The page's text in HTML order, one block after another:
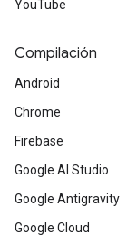
YouTube
Compilación
Android
Chrome
Firebase
Google AI Studio
Google Antigravity
Google Cloud